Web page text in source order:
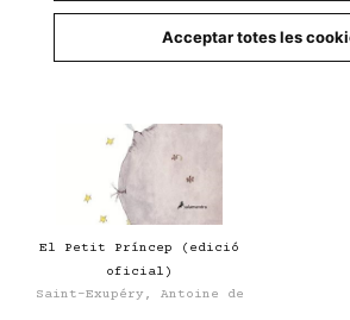
El Petit Príncep (edició
oficial)
Saint-Exupéry, Antoine de
Acceptar totes les